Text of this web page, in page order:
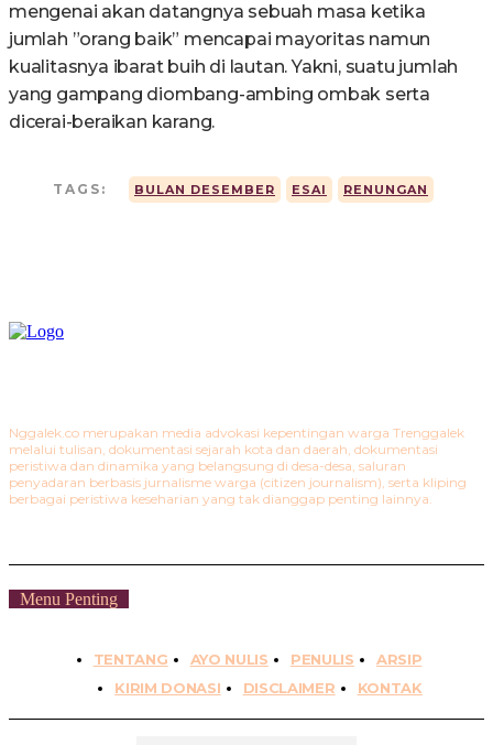
mengenai akan datangnya sebuah masa ketika
jumlah ”orang baik” mencapai mayoritas namun
kualitasnya ibarat buih di lautan. Yakni, suatu jumlah
yang gampang diombang-ambing ombak serta
dicerai-beraikan karang.
TAGS: BULAN DESEMBER ESAI RENUNGAN
Nggalek.co merupakan media advokasi kepentingan warga Trenggalek
melalui tulisan, dokumentasi sejarah kota dan daerah, dokumentasi
peristiwa dan dinamika yang belangsung di desa-desa, saluran
penyadaran berbasis jurnalisme warga (citizen journalism), serta kliping
berbagai peristiwa keseharian yang tak dianggap penting lainnya.
Menu Penting
TENTANG AYO NULIS PENULIS
ARSIP
KIRIM DONASI
DISCLAIMER KONTAK